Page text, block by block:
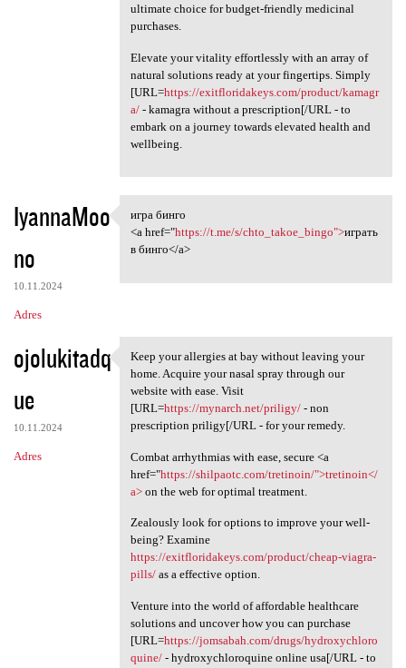
ultimate choice for budget-friendly medicinal
purchases.
Elevate your vitality effortlessly with an array of
natural solutions ready at your fingertips. Simply
[URL=https://exitfloridakeys.com/product/kamagr
a/- kamagra without a prescription[/URL - to
embark on a journey towards elevated health and
wellbeing.
IyannaMoo
no
10.11.2024
Adres
игра бинго
игра бинго
<a href="https://t.me/s/chto_takoe_bingo">играть
в бинго</a>
ojolukitadq
ue
10.11.2024
Adres
Keep your allergies at bay
Keep your allergies at bay without leaving your
home. Acquire your nasal spray through our
website with ease. Visit
[URL=https://mynarch.net/priligy/- non
prescription priligy[/URL - for your remedy.
Combat arrhythmias with ease, secure <a
href="https://shilpaotc.com/tretinoin/">tretinoin</
a>on the web for optimal treatment.
Zealously look for options to improve your well-
being? Examine
https://exitfloridakeys.com/product/cheap-viagra-
pills/as a effective option.
Venture into the world of affordable healthcare
solutions and uncover how you can purchase
[URL=https://jomsabah.com/drugs/hydroxychloro
quine/- hydroxychloroquine online usa[/URL - to